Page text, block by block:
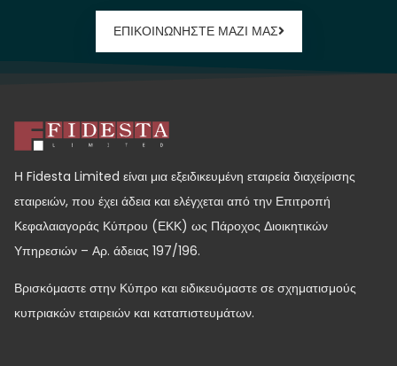
ΕΠΙΚΟΙΝΩΝΗΣΤΕ ΜΑΖΙ ΜΑΣ
Η Fidesta Limited είναι μια εξειδικευμένη εταιρεία διαχείρισης
εταιρειών, που έχει άδεια και ελέγχεται από την Επιτροπή
Κεφαλαιαγοράς Κύπρου (ΕΚΚ) ως Πάροχος Διοικητικών
Υπηρεσιών – Αρ. άδειας 197/196.
Βρισκόμαστε στην Κύπρο και ειδικευόμαστε σε σχηματισμούς
κυπριακών εταιρειών και καταπιστευμάτων.